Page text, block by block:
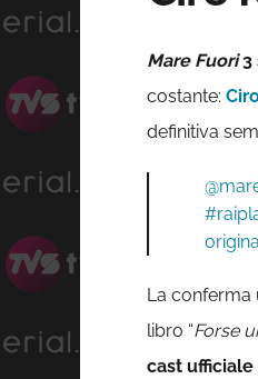
Mare Fuori3
costante:
definitiva
La conferma
libro “Forse
cast ufficiale